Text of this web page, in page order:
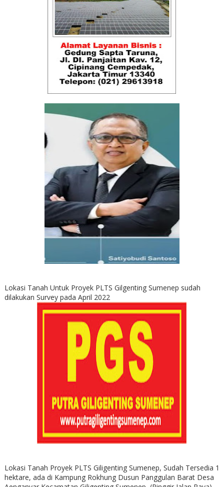
Lokasi Tanah Untuk Proyek PLTS Gilgenting Sumenep sudah
dilakukan Survey pada April 2022
Lokasi Tanah Proyek PLTS Giligenting Sumenep, Sudah Tersedia 1
hektare, ada di Kampung Rokhung Dusun Panggulan Barat Desa